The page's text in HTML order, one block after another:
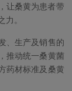
让桑黄为患者带
力。
、生产及销售的
推动统一桑黄菌
药材标准及桑黄